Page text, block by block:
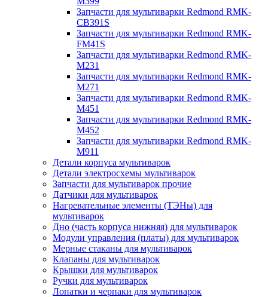
Запчасти для мультиварки Redmond RMK-
CB391S
Запчасти для мультиварки Redmond RMK-
FM41S
Запчасти для мультиварки Redmond RMK-
M231
Запчасти для мультиварки Redmond RMK-
M271
Запчасти для мультиварки Redmond RMK-
M451
Запчасти для мультиварки Redmond RMK-
M452
Запчасти для мультиварки Redmond RMK-
M911
Детали корпуса мультиварок
Детали электросхемы мультиварок
Запчасти для мультиварок прочие
Датчики для мультиварок
Нагревательные элементы (ТЭНы) для
мультиварок
Дно (часть корпуса нижняя) для мультиварок
Модули управления (платы) для мультиварок
Мерные стаканы для мультиварок
Клапаны для мультиварок
Крышки для мультиварок
Ручки для мультиварок
Лопатки и черпаки для мультиварок